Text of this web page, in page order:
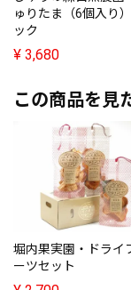
ゅりたま（6個入り
ック
¥ 3,680
この商品を見
堀内果実園・ドライ
ーツセット